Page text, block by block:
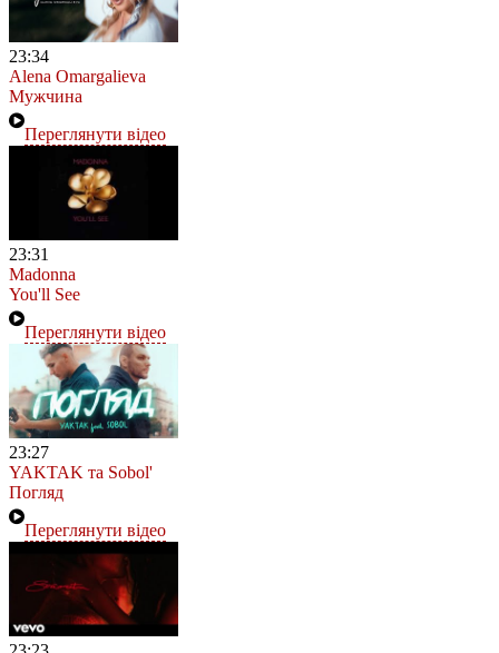
23:34
Alena Omargalieva
Мужчина
Переглянути відео
23:31
Madonna
You'll See
Переглянути відео
23:27
YAKTAK та Sobol'
Погляд
Переглянути відео